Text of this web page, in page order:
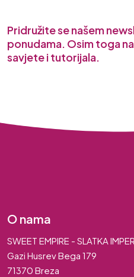
Pridružite se našem
ponudama. Osim toga
savjete i tutorijala.
O nama
SWEET EMPIRE - SLATKA
Gazi Husrev Bega 179
71370 Breza